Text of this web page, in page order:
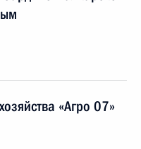
«Агро 07»